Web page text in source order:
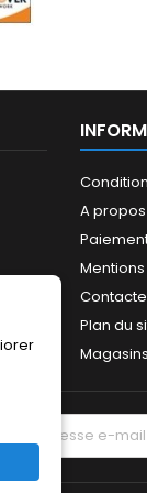
A propos
Plan du
Magasins